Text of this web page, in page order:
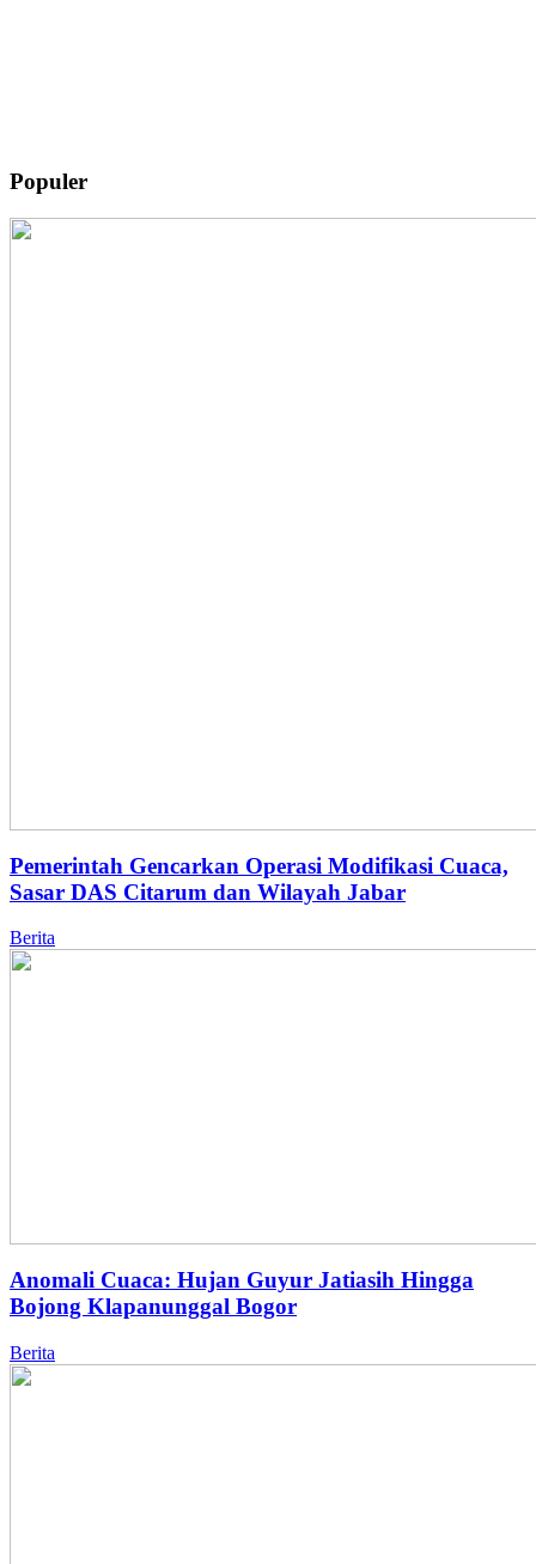
Populer
Pemerintah Gencarkan Operasi Modifikasi Cuaca,
Sasar DAS Citarum dan Wilayah Jabar
Berita
Anomali Cuaca: Hujan Guyur Jatiasih Hingga
Bojong Klapanunggal Bogor
Berita